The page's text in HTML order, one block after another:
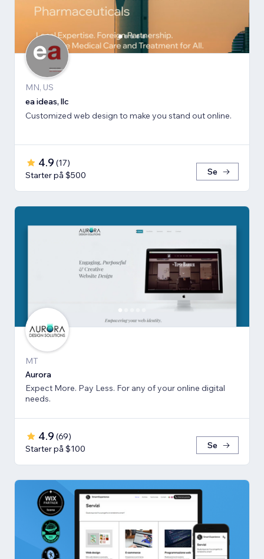
MN, US
ea ideas, llc
Customized web design to make you stand out online.
4.9 (17)
Starter på $500
Se
MT
Aurora
Expect More. Pay Less. For any of your online digital
needs.
4.9 (69)
Starter på $100
Se